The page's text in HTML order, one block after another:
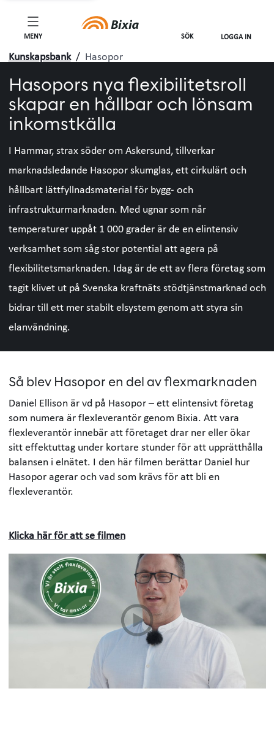
MENY SÖK LOGGA IN
Kunskapsbank / Hasopor
Hasopors nya flexibilitetsroll
skapar en hållbar och lönsam
inkomstkälla
I Hammar, strax söder om Askersund, tillverkar
marknadsledande Hasopor skumglas, ett cirkulärt och
hållbart lättfyllnadsmaterial för bygg- och
infrastrukturmarknaden. Med ugnar som når
temperaturer uppåt 1 000 grader är de en elintensiv
verksamhet som såg stor potential att agera på
flexibilitetsmarknaden. Idag är de ett av flera företag som
tagit klivet ut på Svenska kraftnäts stödtjänstmarknad och
bidrar till ett mer stabilt elsystem genom att styra sin
elanvändning.
Så blev Hasopor en del av flexmarknaden
Daniel Ellison är vd på Hasopor – ett elintensivt företag
som numera är flexleverantör genom Bixia. Att vara
flexleverantör innebär att företaget drar ner eller ökar
sitt effektuttag under kortare stunder för att upprätthålla
balansen i elnätet. I den här filmen berättar Daniel hur
Hasopor agerar och vad som krävs för att bli en
flexleverantör.
Klicka här för att se filmen